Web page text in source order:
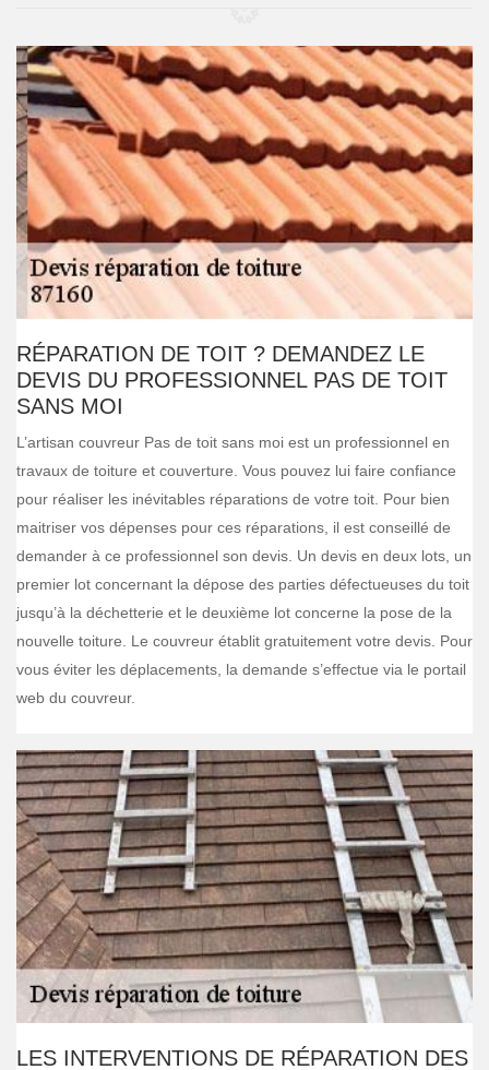
RÉPARATION DE TOIT ? DEMANDEZ LE
DEVIS DU PROFESSIONNEL PAS DE TOIT
SANS MOI
L’artisan couvreur Pas de toit sans moi est un professionnel en
travaux de toiture et couverture. Vous pouvez lui faire confiance
pour réaliser les inévitables réparations de votre toit. Pour bien
maitriser vos dépenses pour ces réparations, il est conseillé de
demander à ce professionnel son devis. Un devis en deux lots, un
premier lot concernant la dépose des parties défectueuses du toit
jusqu’à la déchetterie et le deuxième lot concerne la pose de la
nouvelle toiture. Le couvreur établit gratuitement votre devis. Pour
vous éviter les déplacements, la demande s’effectue via le portail
web du couvreur.
LES INTERVENTIONS DE RÉPARATION DES